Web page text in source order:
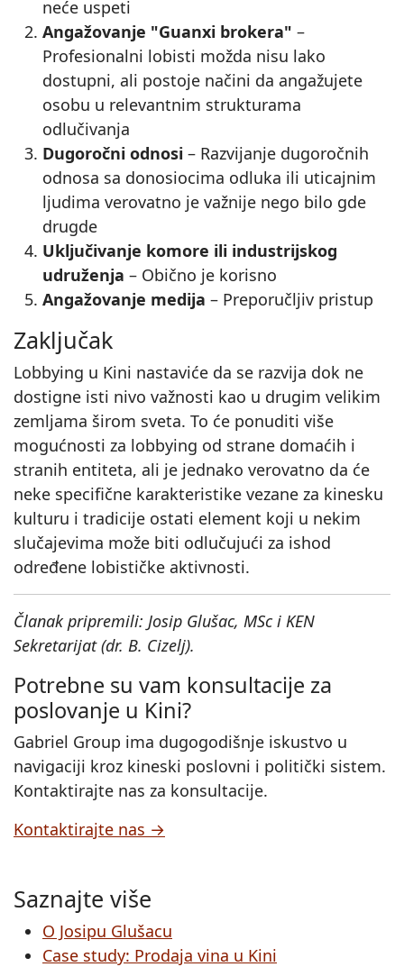
neće uspeti
Angažovanje "Guanxi brokera" –
Profesionalni lobisti možda nisu lako
dostupni, ali postoje načini da angažujete
osobu u relevantnim strukturama
odlučivanja
Dugoročni odnosi – Razvijanje dugoročnih
odnosa sa donosiocima odluka ili uticajnim
ljudima verovatno je važnije nego bilo gde
drugde
Uključivanje komore ili industrijskog
udruženja – Obično je korisno
Angažovanje medija – Preporučljiv pristup
Zaključak
Lobbying u Kini nastaviće da se razvija dok ne
dostigne isti nivo važnosti kao u drugim velikim
zemljama širom sveta. To će ponuditi više
mogućnosti za lobbying od strane domaćih i
stranih entiteta, ali je jednako verovatno da će
neke specifične karakteristike vezane za kinesku
kulturu i tradicije ostati element koji u nekim
slučajevima može biti odlučujući za ishod
određene lobističke aktivnosti.
Članak pripremili: Josip Glušac, MSc i KEN
Sekretarijat (dr. B. Cizelj).
Potrebne su vam konsultacije za
poslovanje u Kini?
Gabriel Group ima dugogodišnje iskustvo u
navigaciji kroz kineski poslovni i politički sistem.
Kontaktirajte nas za konsultacije.
Kontaktirajte nas →
Saznajte više
O Josipu Glušacu
Case study: Prodaja vina u Kini